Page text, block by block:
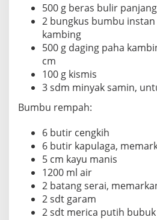
500 g beras bulir
2 bungkus bumbu
kambing
500 g daging paha
cm
100 g kismis
3 sdm minyak samin,
Bumbu rempah:
6 butir cengkih
6 butir kapulaga,
5 cm kayu manis
1200 ml air
2 batang serai,
2 sdt garam
2 sdt merica putih bubuk